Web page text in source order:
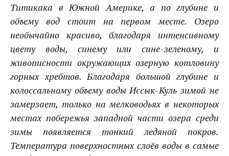
Титикака в Южной Америке, а по глубине и
объему вод стоит на первом месте. Озеро
необычайно красиво, благодаря интенсивному
цвету воды, синему или сине-зеленому, и
живописности окружающих озерную котловину
горных хребтов. Благодаря большой глубине и
колоссальному объему воды Иссык-Куль зимой не
замерзает, только на мелководьях в некоторых
местах побережья западной части озера среди
зимы появляется тонкий ледяной покров.
Температура поверхностных слоёв воды в самые